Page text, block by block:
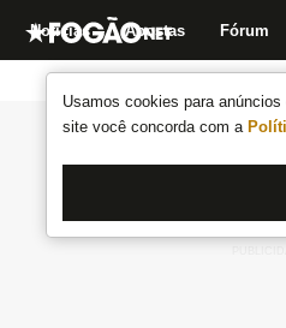
Usamos cookies para
site você concorda com a
Notícias Apostas Fórum